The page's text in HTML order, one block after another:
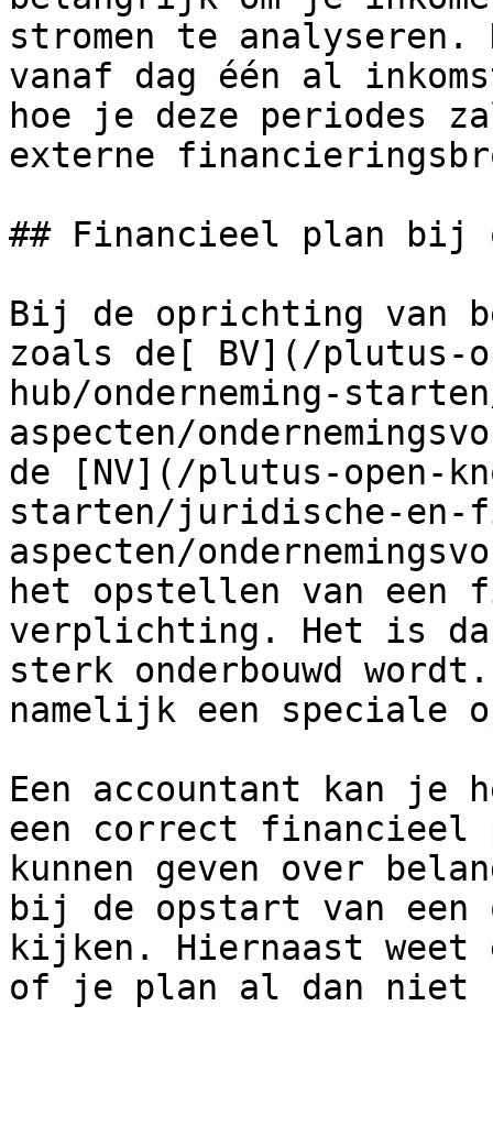
stromen te
vanaf dag één al
hoe je deze periodes
externe
## Financieel plan bij
Bij de oprichting van
zoals de[ BV](/plutus-
hub/onderneming-
aspecten/
de [NV](/plutus-open-
starten/juridische-en-
aspecten/
het opstellen van een
verplichting. Het is
sterk onderbouwd
namelijk een speciale
Een accountant kan
een correct
kunnen geven over
bij de opstart van een
kijken. Hiernaast weet